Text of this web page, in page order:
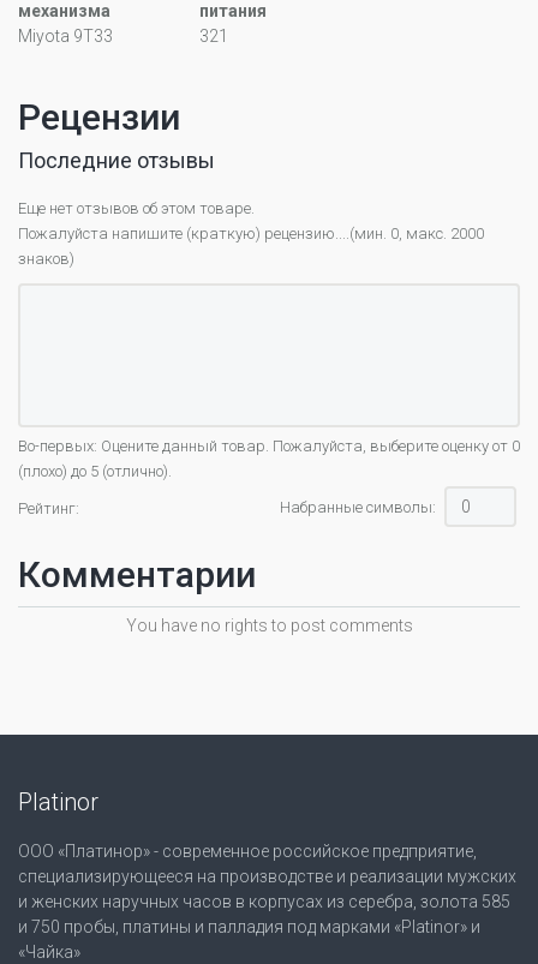
механизма
Miyota 9T33
питания
321
Рецензии
Последние отзывы
Еще нет отзывов об этом товаре.
Пожалуйста напишите (краткую) рецензию....(мин. 0, макс. 2000
знаков)
Во-первых: Оцените данный товар. Пожалуйста, выберите оценку от 0
(плохо) до 5 (отлично).
Рейтинг: Набранные символы:
Комментарии
You have no rights to post comments
Platinor
ООО «Платинор» - современное российское предприятие,
специализирующееся на производстве и реализации мужских
и женских наручных часов в корпусах из серебра, золота 585
и 750 пробы, платины и палладия под марками «Platinor» и
«Чайка»